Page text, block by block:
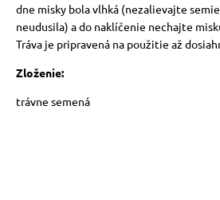
poukazy
dne misky bola vlhká (nezalievajte
neudusila) a do naklíčenie nechajte
Tráva je pripravená na použitie až
Zloženie:
trávne semená